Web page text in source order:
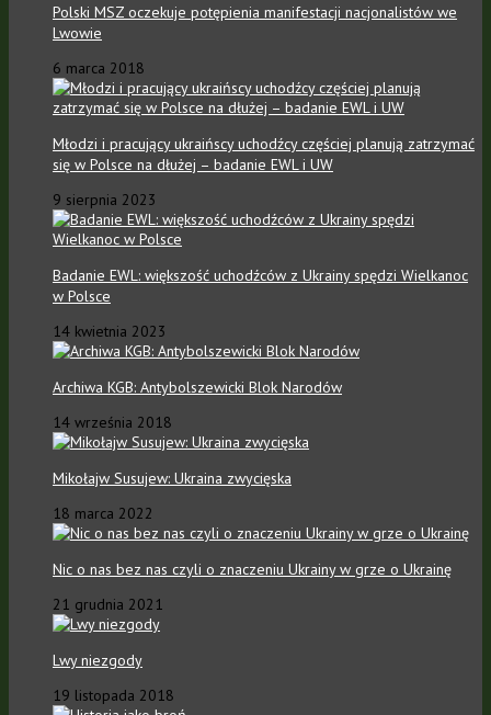
Polski MSZ oczekuje potępienia manifestacji nacjonalistów we
Lwowie
6 marca 2018
Młodzi i pracujący ukraińscy uchodźcy częściej planują zatrzymać
się w Polsce na dłużej – badanie EWL i UW
9 sierpnia 2023
Badanie EWL: większość uchodźców z Ukrainy spędzi Wielkanoc
w Polsce
14 kwietnia 2023
Archiwa KGB: Antybolszewicki Blok Narodów
14 września 2018
Mikołajw Susujew: Ukraina zwycięska
18 marca 2022
Nic o nas bez nas czyli o znaczeniu Ukrainy w grze o Ukrainę
21 grudnia 2021
Lwy niezgody
19 listopada 2018